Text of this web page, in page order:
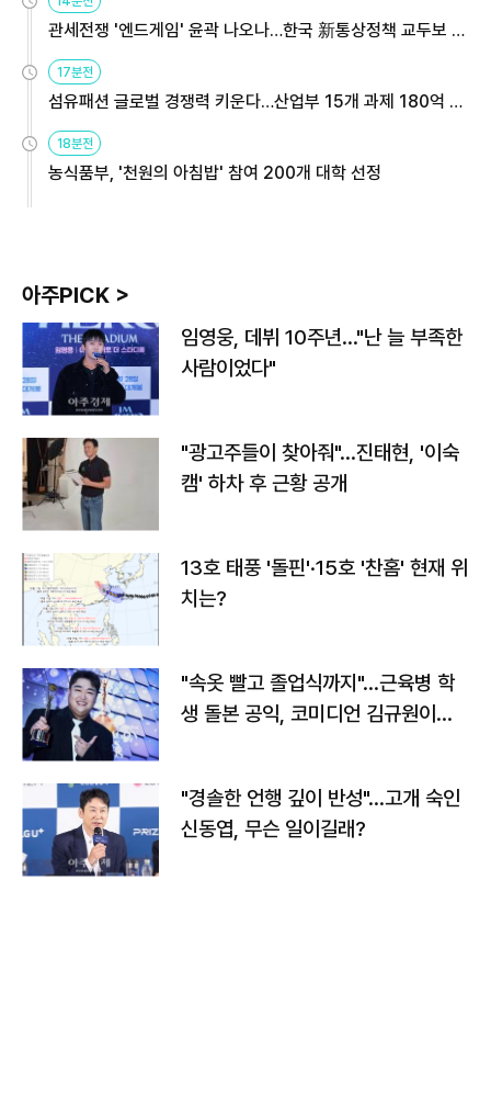
관세전쟁 '엔드게임' 윤곽 나오나…한국 新통상정책 교두보 활
17분전
섬유패션 글로벌 경쟁력 키운다…산업부 15개 과제 180억 지
18분전
농식품부, '천원의 아침밥' 참여 200개 대학 선정
아주PICK >
임영웅, 데뷔 10주년…"난 늘 부족한
사람이었다"
"광고주들이 찾아줘"…진태현, '이숙
캠' 하차 후 근황 공개
13호 태풍 '돌핀'·15호 '찬홈' 현재 위
치는?
"속옷 빨고 졸업식까지"…근육병 학
생 돌본 공익, 코미디언 김규원이었
"경솔한 언행 깊이 반성"…고개 숙인
신동엽, 무슨 일이길래?